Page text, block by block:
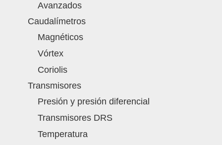
Avanzados
Caudalímetros
Magnéticos
Vórtex
Coriolis
Transmisores
Presión y presión diferencial
Transmisores DRS
Temperatura